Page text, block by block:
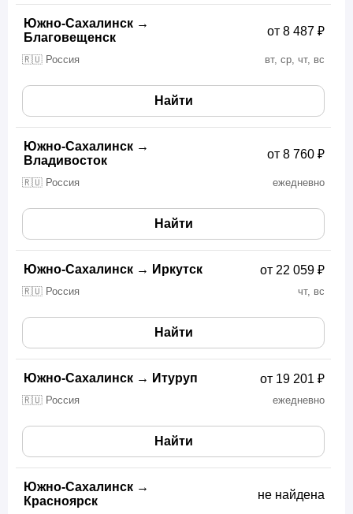
Южно-Сахалинск →
Благовещенск
🇷🇺 Россия вт, ср, чт, вс
от 8 487 ₽
Найти
Южно-Сахалинск →
Владивосток
🇷🇺 Россия ежедневно
от 8 760 ₽
Найти
Южно-Сахалинск → Иркутск
🇷🇺 Россия чт, вс
от 22 059 ₽
Найти
Южно-Сахалинск → Итуруп
🇷🇺 Россия ежедневно
от 19 201 ₽
Найти
Южно-Сахалинск →
Красноярск
не найдена